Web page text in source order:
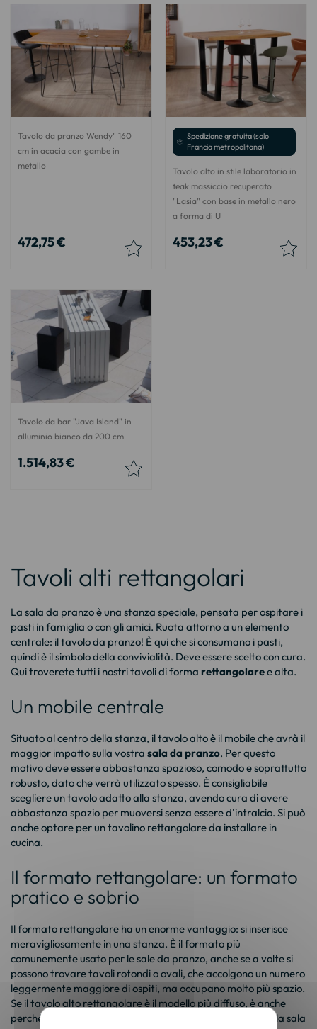
Tavolo da pranzo Wendy" 160
cm in acacia con gambe in
metallo
472,75 €
Spedizione gratuita (solo
Francia metropolitana)
Tavolo alto in stile laboratorio in
teak massiccio recuperato
"Lasia" con base in metallo nero
a forma di U
453,23 €
Tavolo da bar "Java Island" in
alluminio bianco da 200 cm
1.514,83 €
Tavoli alti rettangolari
La sala da pranzo è una stanza speciale, pensata per ospitare i
pasti in famiglia o con gli amici. Ruota attorno a un elemento
centrale: iltavolo da pranzo! È qui che si consumano i pasti,
quindi è il simbolo della convivialità. Deve essere scelto con cura.
Qui troverete tutti i nostri tavoli di forma rettangolaree alta.
Un mobile centrale
Situato al centro della stanza, il tavolo alto è il mobile che avrà il
maggior impatto sulla vostra sala da pranzo. Per questo
motivo deve essere abbastanza spazioso, comodo e soprattutto
robusto, dato che verrà utilizzato spesso. È consigliabile
scegliere un tavolo adatto alla stanza, avendo cura di avere
abbastanza spazio per muoversi senza essere d'intralcio. Si può
anche optare per un tavolino rettangolare da installare in
cucina.
Il formato rettangolare: un formato
pratico e sobrio
Il formato rettangolare ha un enorme vantaggio: si inserisce
meravigliosamente in una stanza. È il formato più
comunemente usato per le sale da pranzo, anche se a volte si
possono trovare tavoli rotondi o ovali, che accolgono un numero
leggermente maggiore di ospiti, ma occupano molto più spazio.
Se il tavolo alto rettangolare è il modello più diffuso, è anche
perché garantisce una maggiore coerenza con il resto della sala